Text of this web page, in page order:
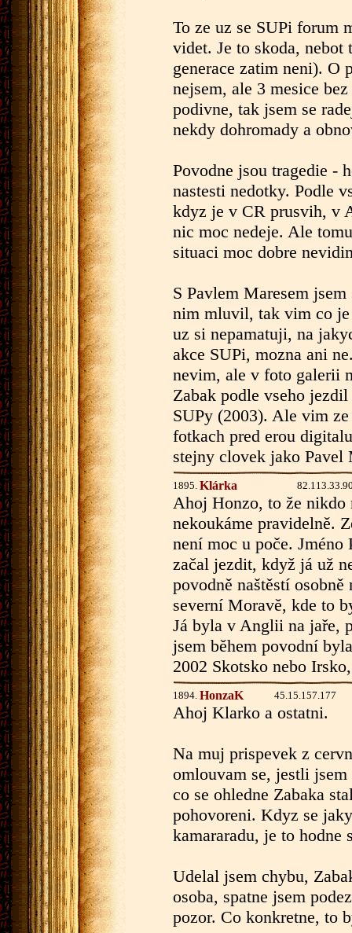
To ze uz se SUPi forum
videt. Je to skoda,
generace zatim neni). O
nejsem, ale 3 mesice
podivne, tak jsem se
nekdy dohromady a
Povodne jsou tragedie -
nastesti nedotky. Podle
kdyz je v CR prusvih, v
nic moc nedeje. Ale
situaci moc dobre
S Pavlem Maresem
nim mluvil, tak vim co
uz si nepamatuji, na
akce SUPi, mozna ani
nevim, ale v foto galerii
Zabak podle vseho
SUPy (2003). Ale vim
fotkach pred erou
stejny clovek jako Pavel
1895. Klárka
Ahoj Honzo, to že nikdo
nekoukáme pravidelně.
není moc u poče.
začal jezdit, když já už
povodně naštěstí
severní Moravě, kde to
Já byla v Anglii na jaře,
jsem během povodní
2002 Skotsko nebo
1894. HonzaK 45.15.157.177
Ahoj Klarko a ostatni.
Na muj prispevek z
omlouvam se, jestli jsem
co se ohledne Zabaka
pohovoreni. Kdyz se
kamararadu, je to hodne
Udelal jsem chybu,
osoba, spatne jsem
pozor. Co konkretne, to